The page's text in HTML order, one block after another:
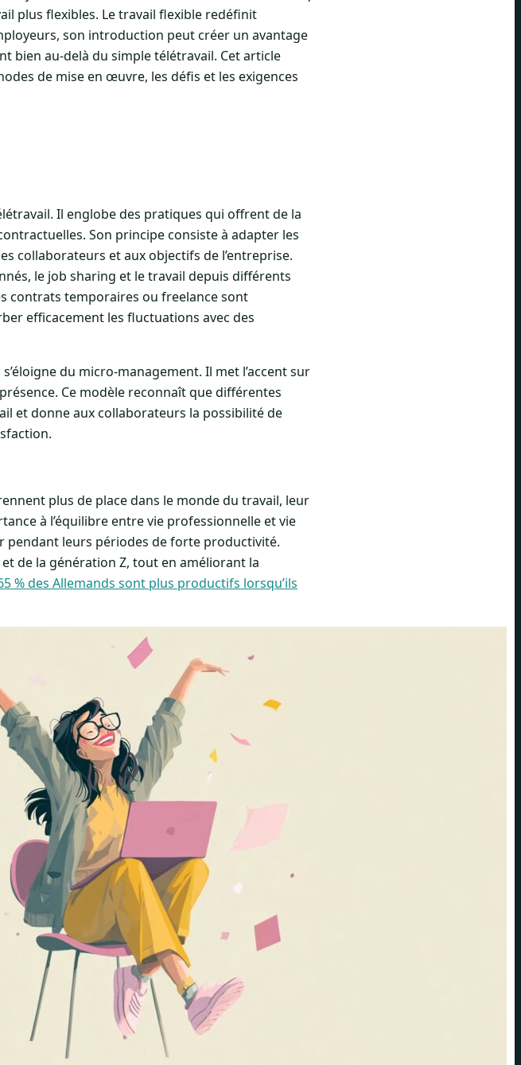
plus flexibles. Le travail flexible redéfinit
son introduction peut créer un avantage
bien au-delà du simple télétravail. Cet article
de mise en œuvre, les défis et les exigences
Il englobe des pratiques qui offrent de la
Son principe consiste à adapter les
collaborateurs et aux objectifs de l’entreprise.
le job sharing et le travail depuis différents
contrats temporaires ou freelance sont
efficacement les fluctuations avec des
du micro-management. Il met l’accent sur
Ce modèle reconnaît que différentes
et donne aux collaborateurs la possibilité de
plus de place dans le monde du travail, leur
à l’équilibre entre vie professionnelle et vie
pendant leurs périodes de forte productivité.
de la génération Z, tout en améliorant la
% des Allemands sont plus productifs lorsqu’ils